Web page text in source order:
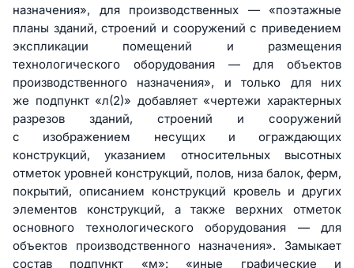
назначения», для производственных — «поэтажные
планы зданий, строений и сооружений с приведением
экспликации помещений и размещения
технологического оборудования — для объектов
производственного назначения», и только для них
же подпункт «л(2)» добавляет «чертежи характерных
разрезов зданий, строений и сооружений
с изображением несущих и ограждающих
конструкций, указанием относительных высотных
отметок уровней конструкций, полов, низа балок, ферм,
покрытий, описанием конструкций кровель и других
элементов конструкций, а также верхних отметок
основного технологического оборудования — для
объектов производственного назначения». Замыкает
состав подпункт «м»: «иные графические и